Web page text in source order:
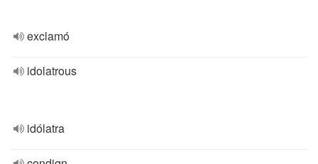
exclamó
idolatrous
idólatra